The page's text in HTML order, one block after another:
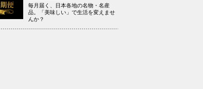
毎月届く、日本各地の名物・名産
品。「美味しい」で生活を変えませ
んか？